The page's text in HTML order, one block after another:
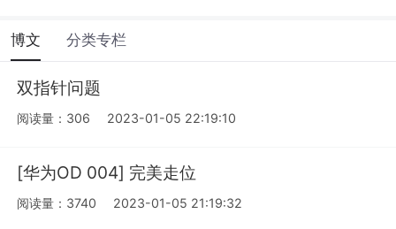
博文 分类专栏
双指针问题
阅读量：306 2023-01-05 22:19:10
[华为OD 004] 完美走位
阅读量：3740 2023-01-05 21:19:32